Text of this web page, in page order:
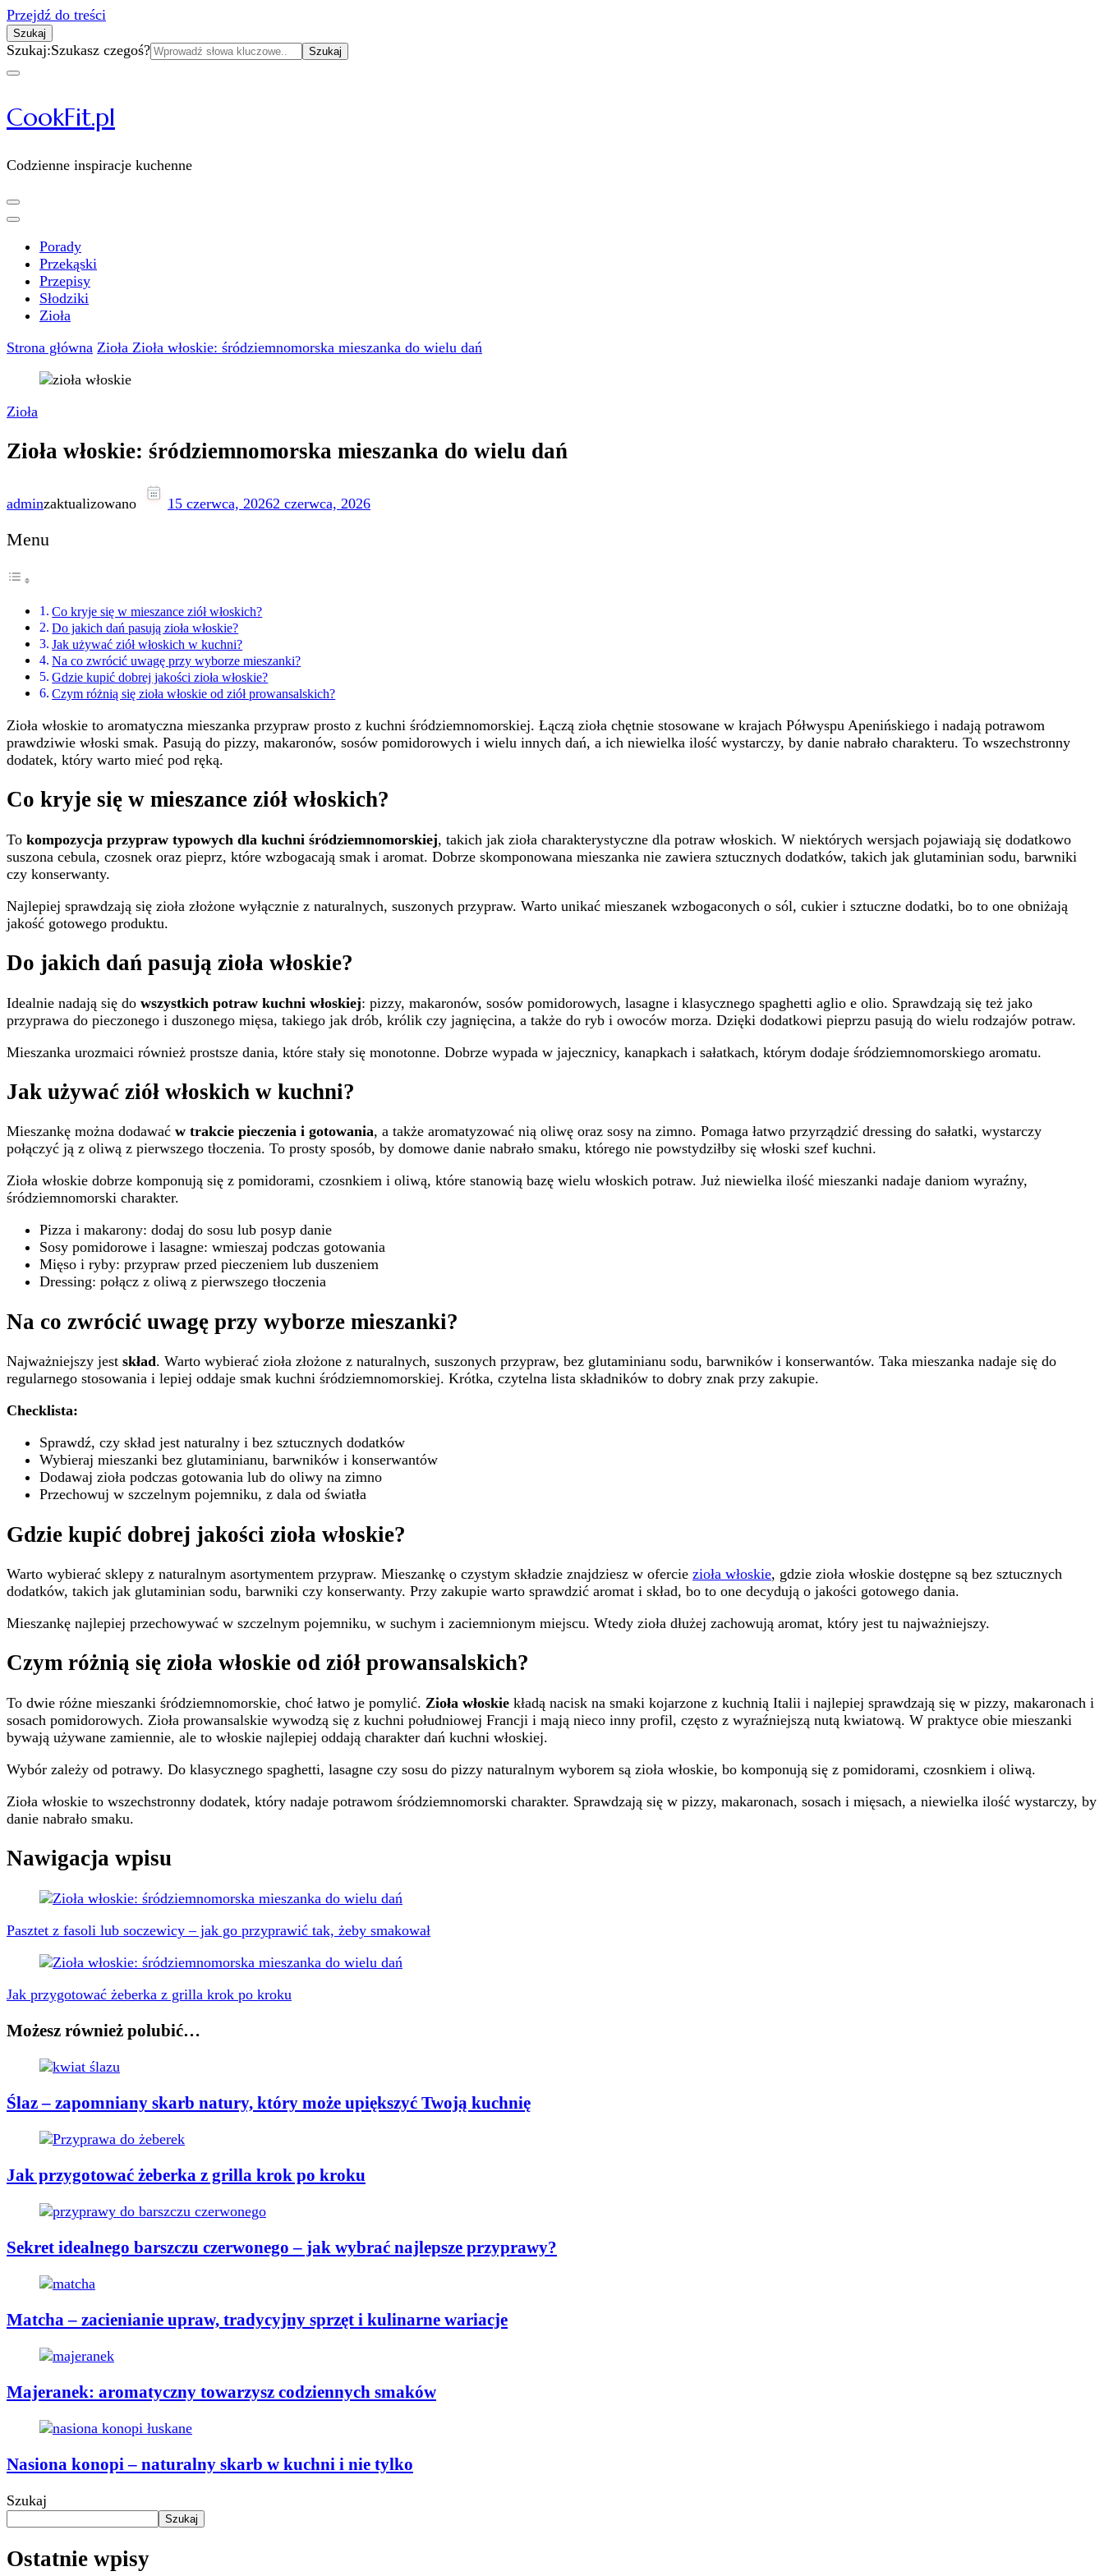
Przejdź do treści
Szukaj
Szukaj:Szukasz czegoś?
CookFit.pl
Codzienne inspiracje kuchenne
Porady
Przekąski
Przepisy
Słodziki
Zioła
Strona główna Zioła Zioła włoskie: śródziemnomorska mieszanka do wielu dań
Zioła
Zioła włoskie: śródziemnomorska mieszanka do wielu dań
adminzaktualizowano 15 czerwca, 20262 czerwca, 2026
Menu
Co kryje się w mieszance ziół włoskich?
Do jakich dań pasują zioła włoskie?
Jak używać ziół włoskich w kuchni?
Na co zwrócić uwagę przy wyborze mieszanki?
Gdzie kupić dobrej jakości zioła włoskie?
Czym różnią się zioła włoskie od ziół prowansalskich?
Zioła włoskie to aromatyczna mieszanka przypraw prosto z kuchni śródziemnomorskiej. Łączą zioła chętnie stosowane w krajach Półwyspu Apenińskiego i nadają potrawom
prawdziwie włoski smak. Pasują do pizzy, makaronów, sosów pomidorowych i wielu innych dań, a ich niewielka ilość wystarczy, by danie nabrało charakteru. To wszechstronny
dodatek, który warto mieć pod ręką.
Co kryje się w mieszance ziół włoskich?
To kompozycja przypraw typowych dla kuchni śródziemnomorskiej, takich jak zioła charakterystyczne dla potraw włoskich. W niektórych wersjach pojawiają się dodatkowo
suszona cebula, czosnek oraz pieprz, które wzbogacają smak i aromat. Dobrze skomponowana mieszanka nie zawiera sztucznych dodatków, takich jak glutaminian sodu, barwniki
czy konserwanty.
Najlepiej sprawdzają się zioła złożone wyłącznie z naturalnych, suszonych przypraw. Warto unikać mieszanek wzbogaconych o sól, cukier i sztuczne dodatki, bo to one obniżają
jakość gotowego produktu.
Do jakich dań pasują zioła włoskie?
Idealnie nadają się do wszystkich potraw kuchni włoskiej: pizzy, makaronów, sosów pomidorowych, lasagne i klasycznego spaghetti aglio e olio. Sprawdzają się też jako
przyprawa do pieczonego i duszonego mięsa, takiego jak drób, królik czy jagnięcina, a także do ryb i owoców morza. Dzięki dodatkowi pieprzu pasują do wielu rodzajów potraw.
Mieszanka urozmaici również prostsze dania, które stały się monotonne. Dobrze wypada w jajecznicy, kanapkach i sałatkach, którym dodaje śródziemnomorskiego aromatu.
Jak używać ziół włoskich w kuchni?
Mieszankę można dodawać w trakcie pieczenia i gotowania, a także aromatyzować nią oliwę oraz sosy na zimno. Pomaga łatwo przyrządzić dressing do sałatki, wystarczy
połączyć ją z oliwą z pierwszego tłoczenia. To prosty sposób, by domowe danie nabrało smaku, którego nie powstydziłby się włoski szef kuchni.
Zioła włoskie dobrze komponują się z pomidorami, czosnkiem i oliwą, które stanowią bazę wielu włoskich potraw. Już niewielka ilość mieszanki nadaje daniom wyraźny,
śródziemnomorski charakter.
Pizza i makarony: dodaj do sosu lub posyp danie
Sosy pomidorowe i lasagne: wmieszaj podczas gotowania
Mięso i ryby: przypraw przed pieczeniem lub duszeniem
Dressing: połącz z oliwą z pierwszego tłoczenia
Na co zwrócić uwagę przy wyborze mieszanki?
Najważniejszy jest skład. Warto wybierać zioła złożone z naturalnych, suszonych przypraw, bez glutaminianu sodu, barwników i konserwantów. Taka mieszanka nadaje się do
regularnego stosowania i lepiej oddaje smak kuchni śródziemnomorskiej. Krótka, czytelna lista składników to dobry znak przy zakupie.
Checklista:
Sprawdź, czy skład jest naturalny i bez sztucznych dodatków
Wybieraj mieszanki bez glutaminianu, barwników i konserwantów
Dodawaj zioła podczas gotowania lub do oliwy na zimno
Przechowuj w szczelnym pojemniku, z dala od światła
Gdzie kupić dobrej jakości zioła włoskie?
Warto wybierać sklepy z naturalnym asortymentem przypraw. Mieszankę o czystym składzie znajdziesz w ofercie zioła włoskie, gdzie zioła włoskie dostępne są bez sztucznych
dodatków, takich jak glutaminian sodu, barwniki czy konserwanty. Przy zakupie warto sprawdzić aromat i skład, bo to one decydują o jakości gotowego dania.
Mieszankę najlepiej przechowywać w szczelnym pojemniku, w suchym i zaciemnionym miejscu. Wtedy zioła dłużej zachowują aromat, który jest tu najważniejszy.
Czym różnią się zioła włoskie od ziół prowansalskich?
To dwie różne mieszanki śródziemnomorskie, choć łatwo je pomylić. Zioła włoskie kładą nacisk na smaki kojarzone z kuchnią Italii i najlepiej sprawdzają się w pizzy, makaronach i
sosach pomidorowych. Zioła prowansalskie wywodzą się z kuchni południowej Francji i mają nieco inny profil, często z wyraźniejszą nutą kwiatową. W praktyce obie mieszanki
bywają używane zamiennie, ale to włoskie najlepiej oddają charakter dań kuchni włoskiej.
Wybór zależy od potrawy. Do klasycznego spaghetti, lasagne czy sosu do pizzy naturalnym wyborem są zioła włoskie, bo komponują się z pomidorami, czosnkiem i oliwą.
Zioła włoskie to wszechstronny dodatek, który nadaje potrawom śródziemnomorski charakter. Sprawdzają się w pizzy, makaronach, sosach i mięsach, a niewielka ilość wystarczy, by
danie nabrało smaku.
Nawigacja wpisu
Pasztet z fasoli lub soczewicy – jak go przyprawić tak, żeby smakował
Jak przygotować żeberka z grilla krok po kroku
Możesz również polubić…
Ślaz – zapomniany skarb natury, który może upiększyć Twoją kuchnię
Jak przygotować żeberka z grilla krok po kroku
Sekret idealnego barszczu czerwonego – jak wybrać najlepsze przyprawy?
Matcha – zacienianie upraw, tradycyjny sprzęt i kulinarne wariacje
Majeranek: aromatyczny towarzysz codziennych smaków
Nasiona konopi – naturalny skarb w kuchni i nie tylko
Szukaj
Szukaj
Ostatnie wpisy